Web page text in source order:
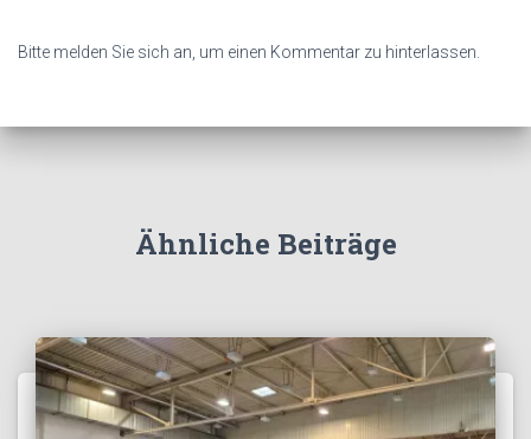
Bitte melden Sie sich an, um einen Kommentar zu hinterlassen.
Ähnliche Beiträge